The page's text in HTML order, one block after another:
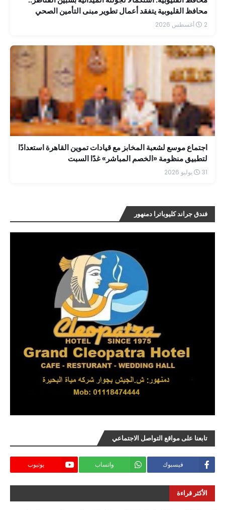
محافظ القليوبية يتفقد أعمال تطوير مبنى التأمين الصحي
بمستشفى الشاملة
2 أغسطس 2026
اجتماع موسع لشعبة المخابز مع قيادات تموين القاهرة استعدادًا
لتطبيق منظومة «الخصم المباشر» غدًا السبت
31 يوليو 2026
فندق جراند كليوباترا دمنهور
تابعنا على مواقع التواصل الاجتماعي
فيسبوك واتساب يوتيوب
الأكثر قراءة